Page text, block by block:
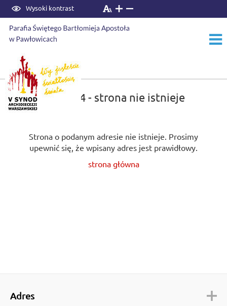
Wysoki kontrast
Błąd 404 - strona nie istnieje
Strona o podanym adresie nie istnieje. Prosimy
upewnić się, że wpisany adres jest prawidłowy.
strona główna
Adres